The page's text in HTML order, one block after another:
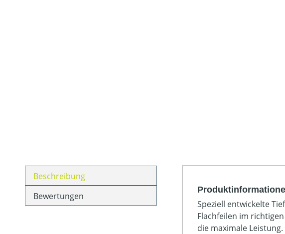
Beschreibung
Bewertungen
Speziell entwickelte
Flachfeilen im
die maximale Leistung.